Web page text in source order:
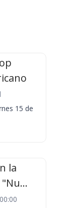
15 de
la